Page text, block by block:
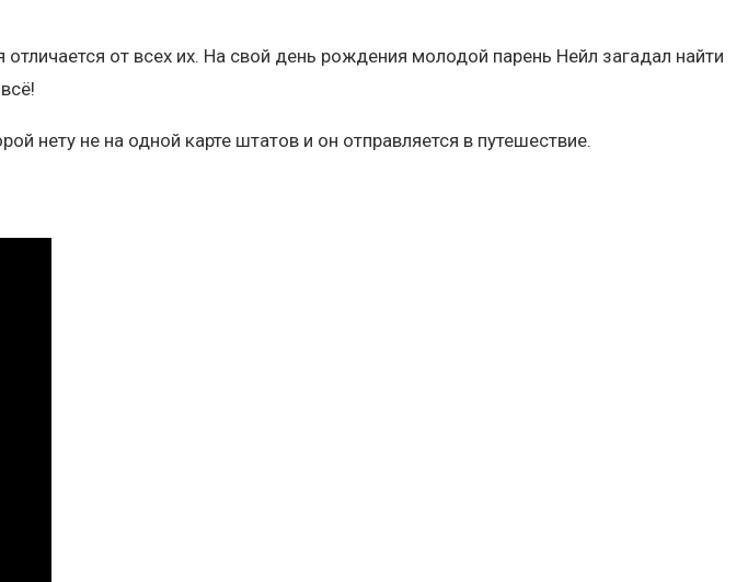
от всех их. На свой день рождения молодой парень Нейл загадал найти
нету не на одной карте штатов и он отправляется в путешествие.